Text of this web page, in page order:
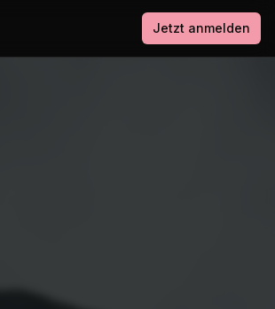
Jetzt anmelden